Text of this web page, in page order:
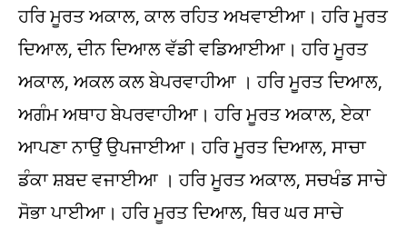
ਹਰਿ ਮੂਰਤ ਅਕਾਲ, ਕਾਲ ਰਹਿਤ ਅਖਵਾਈਆ। ਹਰਿ ਮੂਰਤ
ਦਿਆਲ, ਦੀਨ ਦਿਆਲ ਵੱਡੀ ਵਡਿਆਈਆ। ਹਰਿ ਮੂਰਤ
ਅਕਾਲ, ਅਕਲ ਕਲ ਬੇਪਰਵਾਹੀਆ । ਹਰਿ ਮੂਰਤ ਦਿਆਲ,
ਅਗੰਮ ਅਥਾਹ ਬੇਪਰਵਾਹੀਆ। ਹਰਿ ਮੂਰਤ ਅਕਾਲ, ਏਕਾ
ਆਪਣਾ ਨਾਉਂ ਉਪਜਾਈਆ। ਹਰਿ ਮੂਰਤ ਦਿਆਲ, ਸਾਚਾ
ਡੰਕਾ ਸ਼ਬਦ ਵਜਾਈਆ । ਹਰਿ ਮੂਰਤ ਅਕਾਲ, ਸਚਖੰਡ ਸਾਚੇ
ਸੋਭਾ ਪਾਈਆ। ਹਰਿ ਮੂਰਤ ਦਿਆਲ, ਥਿਰ ਘਰ ਸਾਚੇ